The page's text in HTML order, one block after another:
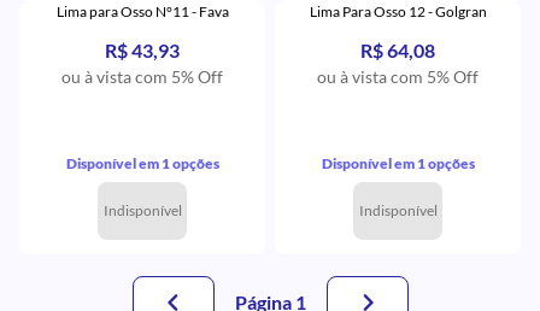
Lima para Osso N°11 - Fava
R$ 43,93
ou à vista com 5% Off
Disponível em 1 opções
Indisponível
Lima Para Osso 12 - Golgran
R$ 64,08
ou à vista com 5% Off
Disponível em 1 opções
Indisponível
Página 1